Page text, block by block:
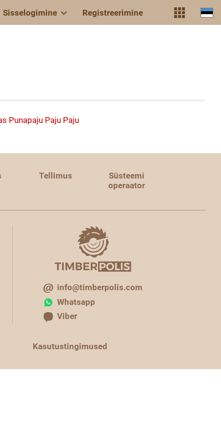
Sisselogimine Registreerimine
Punapaju Paju Paju
Tellimus
Süsteemi
operaator
info@timberpolis.com
Whatsapp
Viber
Kasutustingimused